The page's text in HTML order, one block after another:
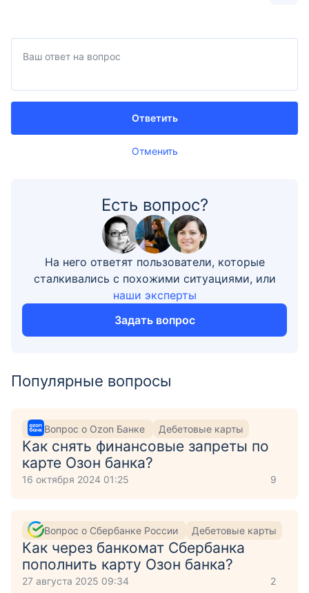
Отменить
Ответить
Есть вопрос?
На него ответят пользователи, которые
сталкивались с похожими ситуациями, или
наши эксперты
Задать вопрос
Популярные вопросы
Вопрос о Ozon Банке Дебетовые карты
Как снять финансовые запреты по
карте Озон банка?
16 октября 2024 01:25 9
Вопрос о Сбербанке России Дебетовые карты
Как через банкомат Сбербанка
пополнить карту Озон банка?
27 августа 2025 09:34 2